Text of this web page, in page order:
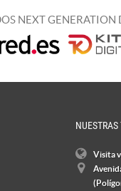
NEXT
Visita